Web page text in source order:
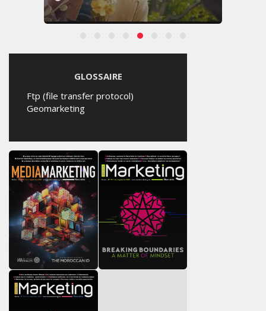
GLOSSAIRE
Ftp (file transfer protocol)
Geomarketing